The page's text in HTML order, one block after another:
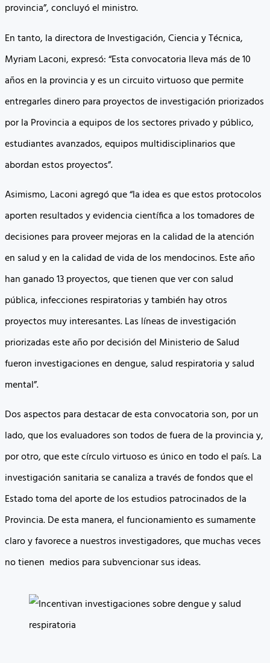
provincia”, concluyó el ministro.
En tanto, la directora de Investigación, Ciencia y Técnica,
Myriam Laconi, expresó: “Esta convocatoria lleva más de 10
años en la provincia y es un circuito virtuoso que permite
entregarles dinero para proyectos de investigación priorizados
por la Provincia a equipos de los sectores privado y público,
estudiantes avanzados, equipos multidisciplinarios que
abordan estos proyectos”.
Asimismo, Laconi agregó que “la idea es que estos protocolos
aporten resultados y evidencia científica a los tomadores de
decisiones para proveer mejoras en la calidad de la atención
en salud y en la calidad de vida de los mendocinos. Este año
han ganado 13 proyectos, que tienen que ver con salud
pública, infecciones respiratorias y también hay otros
proyectos muy interesantes. Las líneas de investigación
priorizadas este año por decisión del Ministerio de Salud
fueron investigaciones en dengue, salud respiratoria y salud
mental”.
Dos aspectos para destacar de esta convocatoria son, por un
lado, que los evaluadores son todos de fuera de la provincia y,
por otro, que este círculo virtuoso es único en todo el país. La
investigación sanitaria se canaliza a través de fondos que el
Estado toma del aporte de los estudios patrocinados de la
Provincia. De esta manera, el funcionamiento es sumamente
claro y favorece a nuestros investigadores, que muchas veces
no tienen medios para subvencionar sus ideas.